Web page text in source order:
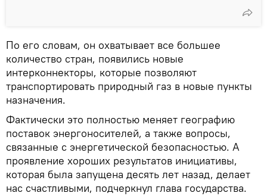
По его словам, он охватывает все большее
количество стран, появились новые
интерконнекторы, которые позволяют
транспортировать природный газ в новые пункты
назначения.
Фактически это полностью меняет географию
поставок энергоносителей, а также вопросы,
связанные с энергетической безопасностью. А
проявление хороших результатов инициативы,
которая была запущена десять лет назад, делает
нас счастливыми, подчеркнул глава государства.